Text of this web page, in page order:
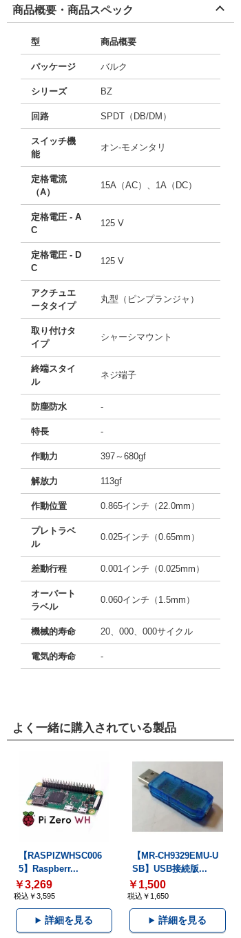
商品概要・商品スペック
型 商品概要
パッケージ バルク
シリーズ BZ
回路 SPDT（DB/DM）
スイッチ機
能
オン-モメンタリ
定格電流
（A）
15A（AC）、1A（DC）
定格電圧 - A
C
125 V
定格電圧 - D
C
125 V
アクチュエ
ータタイプ
丸型（ピンプランジャ）
取り付けタ
イプ
シャーシマウント
終端スタイ
ル
ネジ端子
防塵防水 -
特長 -
作動力 397～680gf
解放力 113gf
作動位置 0.865インチ（22.0mm）
プレトラベ
ル
0.025インチ（0.65mm）
差動行程 0.001インチ（0.025mm）
オーバート
ラベル
0.060インチ（1.5mm）
機械的寿命 20、000、000サイクル
電気的寿命 -
よく一緒に購入されている製品
【RASPIZWHSC006
5】Raspberr...
￥3,269
税込￥3,595
詳細を見る
【MR-CH9329EMU-U
SB】USB接続版...
￥1,500
税込￥1,650
詳細を見る